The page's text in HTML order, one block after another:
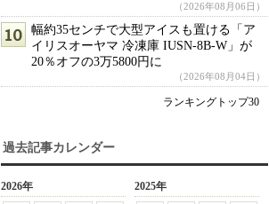
（2026年08月06日）
幅約35センチで大型アイスも置ける「ア
イリスオーヤマ 冷凍庫 IUSN-8B-W」が
20％オフの3万5800円に
（2026年08月04日）
ランキングトップ30
過去記事カレンダー
2026年 2025年